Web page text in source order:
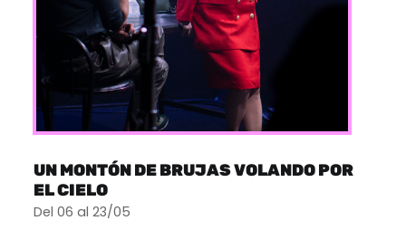
UN MONTÓN DE BRUJAS VOLANDO POR
EL CIELO
Del 06 al 23/05